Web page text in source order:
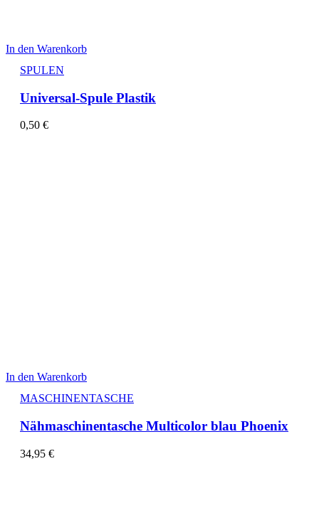
In den Warenkorb
SPULEN
Universal-Spule Plastik
0,50 €
In den Warenkorb
MASCHINENTASCHE
Nähmaschinentasche Multicolor blau Phoenix
34,95 €